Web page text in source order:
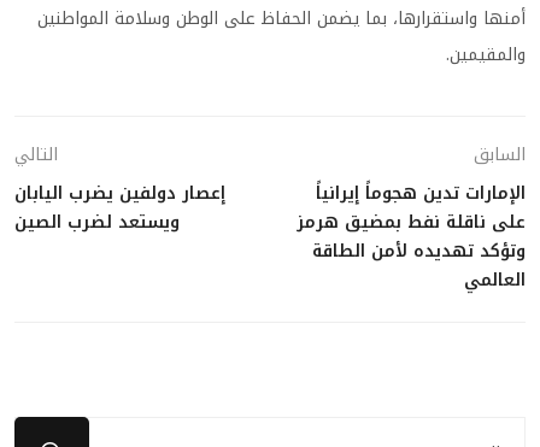
أمنها واستقرارها، بما يضمن الحفاظ على الوطن وسلامة المواطنين
والمقيمين.
السابق
الإمارات تدين هجوماً إيرانياً
على ناقلة نفط بمضيق هرمز
وتؤكد تهديده لأمن الطاقة
العالمي
التالي
إعصار دولفين يضرب اليابان
ويستعد لضرب الصين